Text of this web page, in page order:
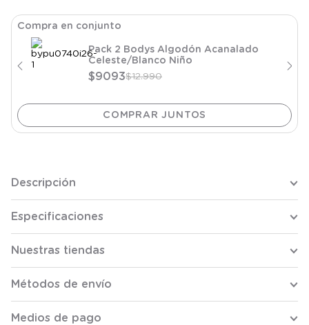
Compra en conjunto
Pack 2 Bodys Algodón Acanalado
Celeste/Blanco Niño
$9093$12.990
Descripción
Especificaciones
Nuestras tiendas
Métodos de envío
Medios de pago